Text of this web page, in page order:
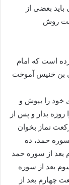
بعضى از
روش
است که امام
بن خنیس آموخت
خود را بپوش و
بدار و پس از
نماز بخوان
حمد، ده
بعد از سوره حمد
سوم بعد از سوره
چهارم بعد از